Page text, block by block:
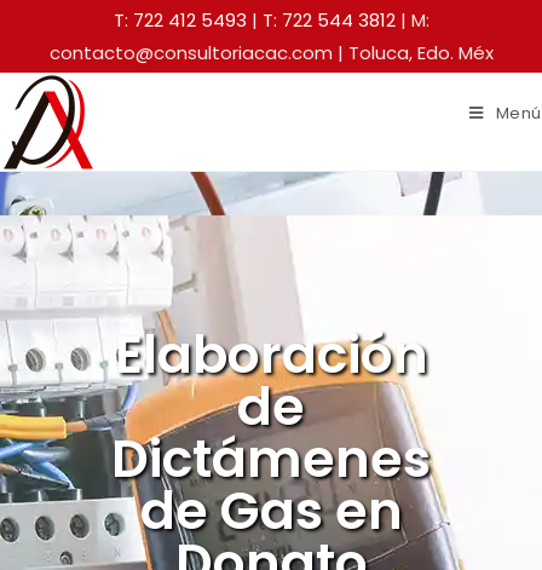
T: 722 412 5493 | T: 722 544 3812| M:
contacto@consultoriacac.com | Toluca, Edo. Méx
Menú
Elaboración
de
Dictámenes
de Gas en